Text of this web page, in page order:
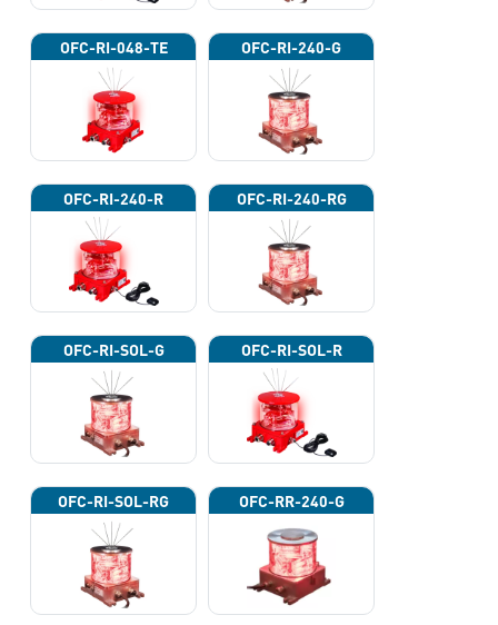
OFC-RI-048-TE OFC-RI-240-G
OFC-RI-240-R OFC-RI-240-RG
OFC-RI-SOL-G OFC-RI-SOL-R
OFC-RI-SOL-RG OFC-RR-240-G